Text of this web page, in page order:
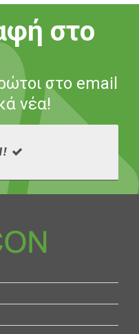
στο
στο email
νέα!